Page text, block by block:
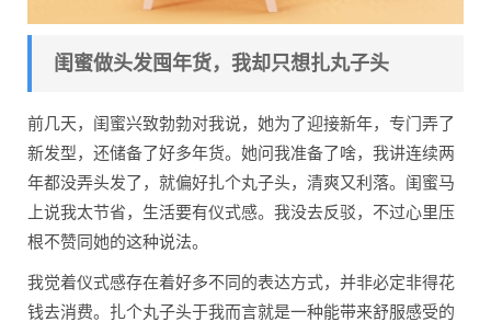
闺蜜做头发囤年货，我却只想扎丸子头
前几天，闺蜜兴致勃勃对我说，她为了迎接新年，专门弄了
新发型，还储备了好多年货。她问我准备了啥，我讲连续两
年都没弄头发了，就偏好扎个丸子头，清爽又利落。闺蜜马
上说我太节省，生活要有仪式感。我没去反驳，不过心里压
根不赞同她的这种说法。
我觉着仪式感存在着好多不同的表达方式，并非必定非得花
钱去消费。扎个丸子头于我而言就是一种能带来舒服感受的